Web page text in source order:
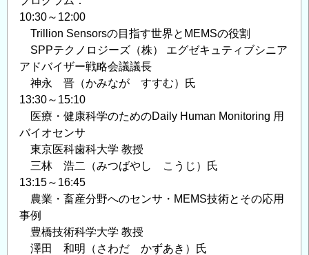
10:30～12:00
Trillion Sensorsの目指す世界とMEMSの役割
SPPテクノロジーズ（株） エグゼキュティブシニア
アドバイザー戦略会議議長
神永 晋（かみなが すすむ）氏
13:30～15:10
医療・健康科学のためのDaily Human Monitoring 用
バイオセンサ
東京医科歯科大学 教授
三林 浩二（みつばやし こうじ）氏
13:15～16:45
農業・畜産分野へのセンサ・MEMS技術とその応用
事例
豊橋技術科学大学 教授
澤田 和明（さわだ かずあき）氏